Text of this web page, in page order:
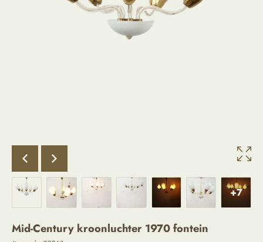
+7
Mid-Century kroonluchter 1970 fontein